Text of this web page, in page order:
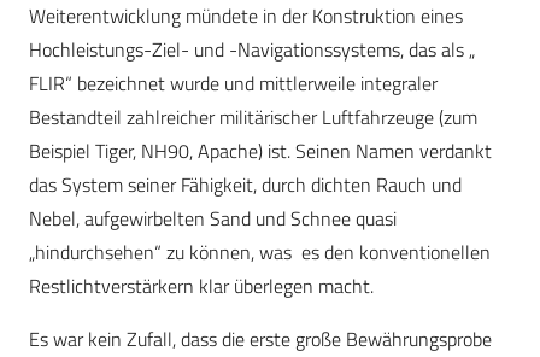
Weiterentwicklung mündete in der Konstruktion eines
Hochleistungs-Ziel- und -Navigationssystems, das als „
FLIR“ bezeichnet wurde und mittlerweile integraler
Bestandteil zahlreicher militärischer Luftfahrzeuge (zum
Beispiel Tiger, NH90, Apache) ist. Seinen Namen verdankt
das System seiner Fähigkeit, durch dichten Rauch und
Nebel, aufgewirbelten Sand und Schnee quasi
„hindurchsehen“ zu können, was es den konventionellen
Restlichtverstärkern klar überlegen macht.
Es war kein Zufall, dass die erste große Bewährungsprobe